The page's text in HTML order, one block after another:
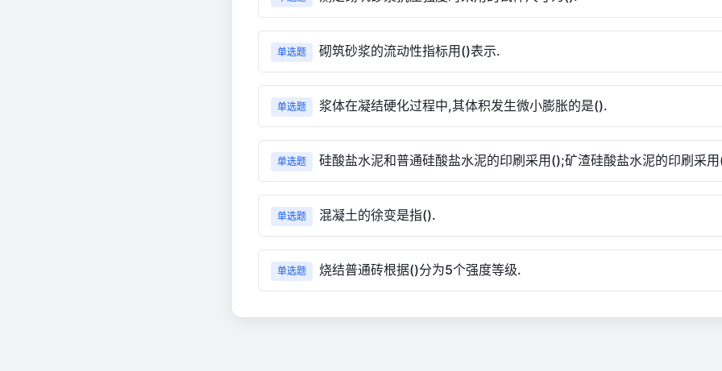
单选题 砌筑砂浆的流动性指标用()表示.
单选题 浆体在凝结硬化过程中,其体积发生微小膨胀的是().
单选题 硅酸盐水泥和普通硅酸盐水泥的印刷采用();矿渣硅酸盐水泥的印刷采
单选题 混凝土的徐变是指().
单选题 烧结普通砖根据()分为5个强度等级.